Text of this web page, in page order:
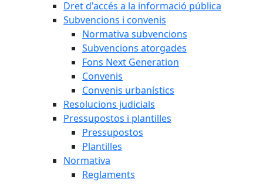
Dret d'accés a la informació pública
Subvencions i convenis
Normativa subvencions
Subvencions atorgades
Fons Next Generation
Convenis
Convenis urbanístics
Resolucions judicials
Pressupostos i plantilles
Pressupostos
Plantilles
Normativa
Reglaments